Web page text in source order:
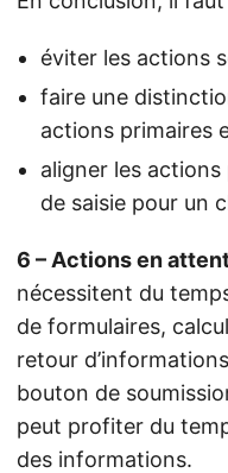
éviter les actions
faire une
actions primaires
aligner les
de saisie pour un
6 – Actions en
nécessitent du
de formulaires,
retour
bouton de
peut profiter du
des informations.